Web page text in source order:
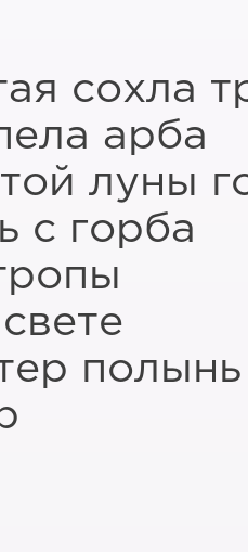
сохла
арба
луны
с горба
полынь